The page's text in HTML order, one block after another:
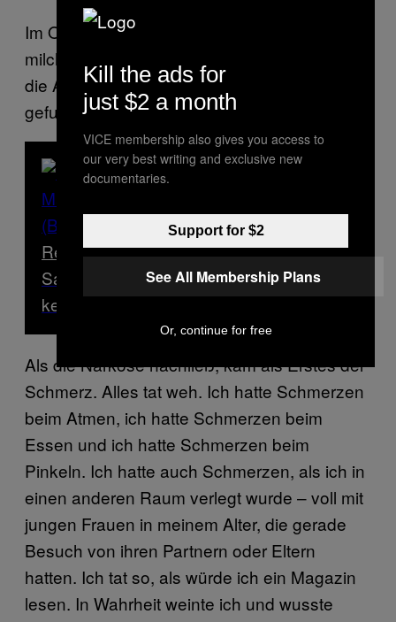
Im OP-Saal sah ich noch das Narkosemittel
milchig-weiß in mich hineinlaufen und schloss
die Augen mit der Gewissheit, einen Sinn
gefunden zu haben.
Read Next
Samenspende: Wie Britta ihren Vater
kennenlernte
Als die Narkose nachließ, kam als Erstes der
Schmerz. Alles tat weh. Ich hatte Schmerzen
beim Atmen, ich hatte Schmerzen beim
Essen und ich hatte Schmerzen beim
Pinkeln. Ich hatte auch Schmerzen, als ich in
einen anderen Raum verlegt wurde – voll mit
jungen Frauen in meinem Alter, die gerade
Besuch von ihren Partnern oder Eltern
hatten. Ich tat so, als würde ich ein Magazin
lesen. In Wahrheit weinte ich und wusste
Kill the ads for
just $2 a month
VICE membership also gives you access to
our very best writing and exclusive new
documentaries.
Support for $2
See All Membership Plans
Or, continue for free